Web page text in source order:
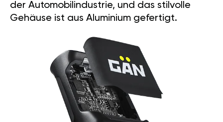
der Automobilindustrie, und das stilvolle
Gehäuse ist aus Aluminium gefertigt.